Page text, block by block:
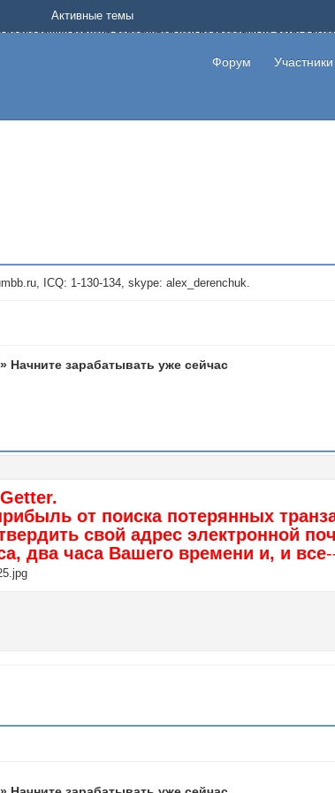
вариант дополнительной подработки на дому с
указывайте в теме что это лохотрон, чтобы другие
объявления со своими пригласительными ссылками и первая
Форум Участники
Активные темы
ICQ: 1-130-134, skype: alex_derenchuk.
» Начните зарабатывать уже сейчас
от поиска потерянных
свой адрес электронной
два часа Вашего времени и, и все